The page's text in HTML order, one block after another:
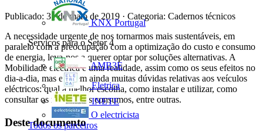
KNX Portugal
Serviços para o Setor 4
AMB3E
Eletrica
INETE
O electricista
Todos os parceiros
Publicado: 31 de maio de 2019 · Categoria: Cadernos técnicos
A necessidade urgente de nos tornarmos mais sustentáveis, em
paralelo com a preocupação com a optimização do custo e consumo
de energia, leva-nos a querer optar por soluções alternativas. A
Mobilidade eléctrica é uma realidade, assim como os seus efeitos no
dia-a-dia, mas existem ainda muitas dúvidas relativas aos veículos
eléctricos: qual a melhor escolha, como instalar e utilizar, como
consultar os respectivos consumos, entre outras.
Deste documento